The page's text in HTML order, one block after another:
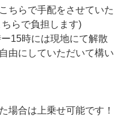
ちらで手配をさせていた
らで負担します)
15時には現地にて解散
由にしていただいて構い
場合は上乗せ可能です！